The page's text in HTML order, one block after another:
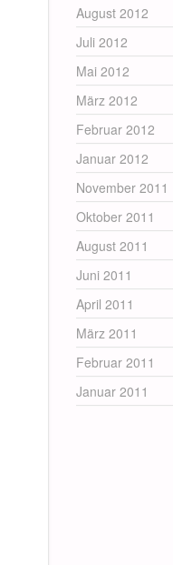
August 2012
Juli 2012
Mai 2012
März 2012
Februar 2012
Januar 2012
November 2011
Oktober 2011
August 2011
Juni 2011
April 2011
März 2011
Februar 2011
Januar 2011